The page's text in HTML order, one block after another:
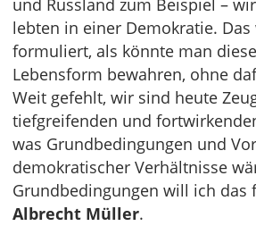
und Russland zum Beispiel –
lebten in einer Demokratie. Das
formuliert, als könnte man
Lebensform bewahren, ohne
Weit gefehlt, wir sind heute
tiefgreifenden und
was Grundbedingungen und
demokratischer Verhältnisse
Grundbedingungen will ich das
Albrecht Müller.